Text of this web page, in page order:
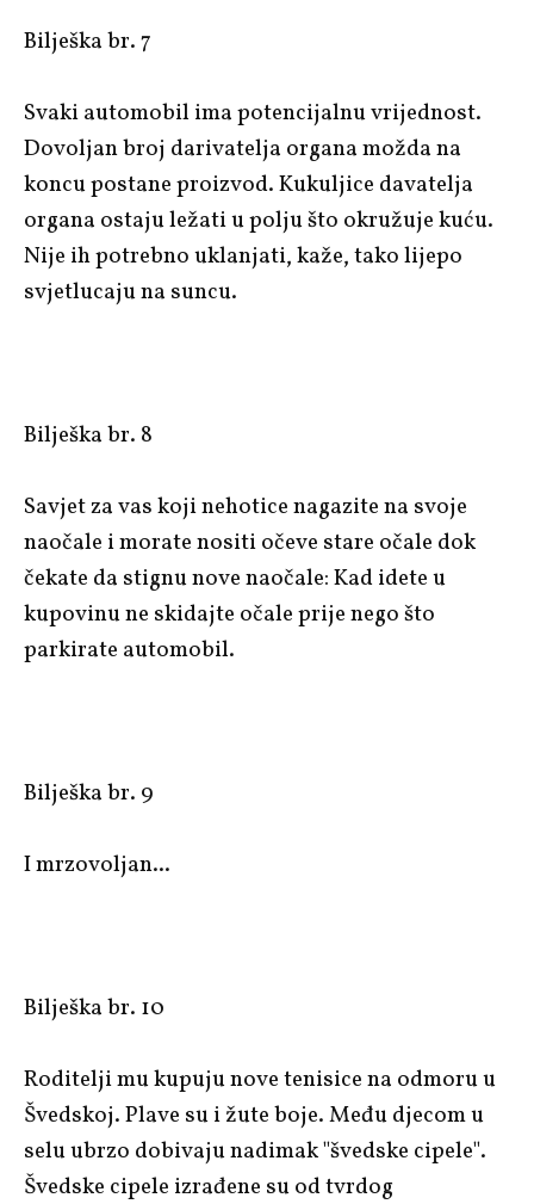
Bilješka br. 7
Svaki automobil ima potencijalnu vrijednost.
Dovoljan broj darivatelja organa možda na
koncu postane proizvod. Kukuljice davatelja
organa ostaju ležati u polju što okružuje kuću.
Nije ih potrebno uklanjati, kaže, tako lijepo
svjetlucaju na suncu.
Bilješka br. 8
Savjet za vas koji nehotice nagazite na svoje
naočale i morate nositi očeve stare očale dok
čekate da stignu nove naočale: Kad idete u
kupovinu ne skidajte očale prije nego što
parkirate automobil.
Bilješka br. 9
I mrzovoljan...
Bilješka br. 10
Roditelji mu kupuju nove tenisice na odmoru u
Švedskoj. Plave su i žute boje. Među djecom u
selu ubrzo dobivaju nadimak "švedske cipele".
Švedske cipele izrađene su od tvrdog